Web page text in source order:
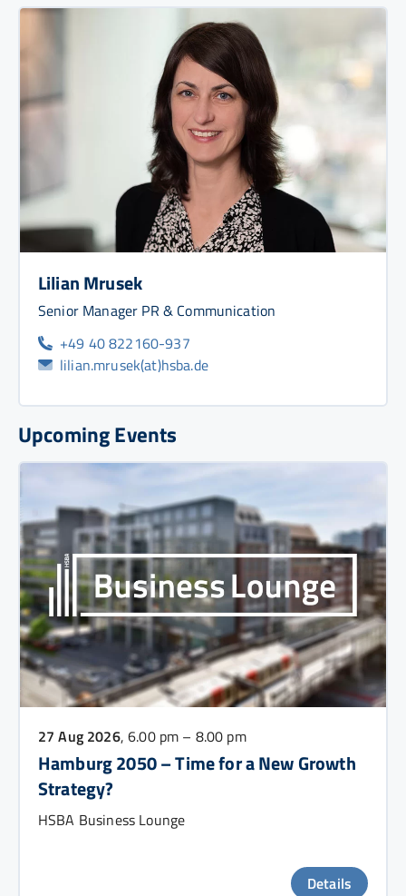
Lilian Mrusek
Senior Manager PR & Communication
+49 40 822160-937
lilian.mrusek(at)hsba.de
Upcoming Events
27 Aug 2026, 6.00 pm – 8.00 pm
Hamburg 2050 – Time for a New Growth
Strategy?
HSBA Business Lounge
Details